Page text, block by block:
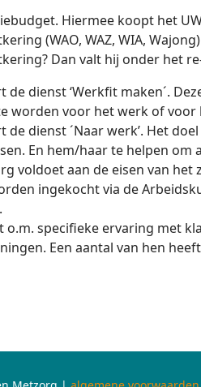
Hiermee koopt het
(WAO, WAZ, WIA,
Dan valt hij onder het
de dienst ‘Werkfit maken´.
worden voor het werk of voor
de dienst ´Naar werk’. Het
En hem/haar te helpen
voldoet aan de eisen van
ingekocht via de
specifieke ervaring met
Een aantal van hen